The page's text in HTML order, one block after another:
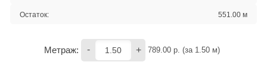
Остаток: 551.00 м
Метраж: - + 789.00 р. (за 1.50 м)